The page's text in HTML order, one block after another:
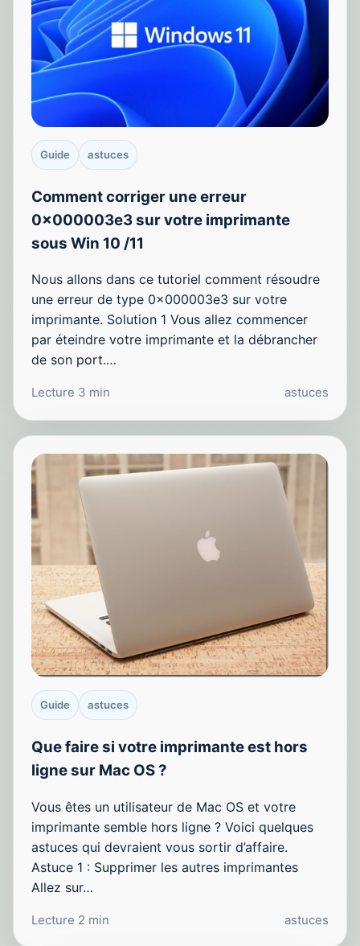
Guide astuces
Comment corriger une erreur
0x000003e3 sur votre imprimante
sous Win 10 /11
Nous allons dans ce tutoriel comment résoudre
une erreur de type 0x000003e3 sur votre
imprimante. Solution 1 Vous allez commencer
par éteindre votre imprimante et la débrancher
de son port.…
Lecture 3 min astuces
Guide astuces
Que faire si votre imprimante est hors
ligne sur Mac OS ?
Vous êtes un utilisateur de Mac OS et votre
imprimante semble hors ligne ? Voici quelques
astuces qui devraient vous sortir d’affaire.
Astuce 1 : Supprimer les autres imprimantes
Allez sur…
Lecture 2 min astuces